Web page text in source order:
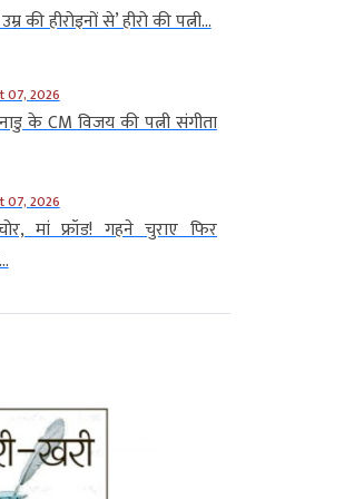
की हीरोइनों से’ हीरो की पत्नी...
07, 2026
के CM विजय की पत्नी संगीता
07, 2026
मां फ्रॉड! गहने चुराए फिर